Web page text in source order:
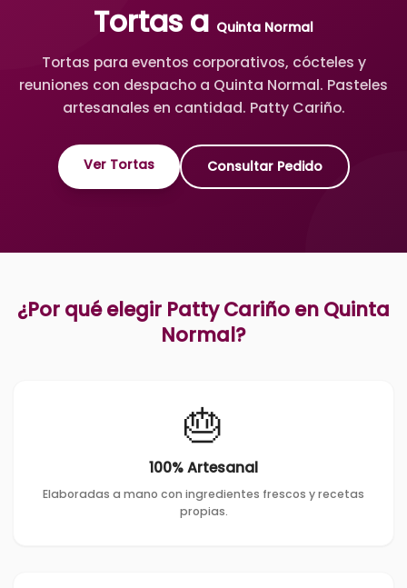
Tortas a Quinta Normal
Tortas para eventos corporativos, cócteles y
reuniones con despacho a Quinta Normal. Pasteles
artesanales en cantidad. Patty Cariño.
Ver Tortas Consultar Pedido
¿Por qué elegir Patty Cariño en Quinta
Normal?
🎂
100% Artesanal
Elaboradas a mano con ingredientes frescos y recetas
propias.